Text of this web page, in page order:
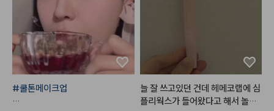
#쿨톤메이크업
늘 잘 쓰고있던 건데 헤메코랩에 심
플리웍스가 들어왔다고 해서 놀랐